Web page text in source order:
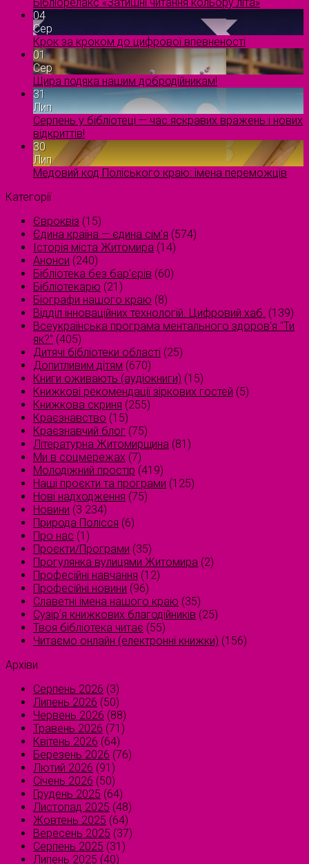
04
Сер
Крок за кроком до цифрової впевненості
01
Сер
Щира подяка нашим добродійникам!
31
Лип
Серпень у бібліотеці — час яскравих вражень і нових
відкриттів!
30
Лип
Медовий код Поліського краю: імена переможців
Категорії
Євроквіз (15)
Єдина країна — єдина сім’я (574)
Історія міста Житомира (14)
Анонси (240)
Бібліотека без бар'єрів (60)
Бібліотекарю (21)
Біографи нашого краю (8)
Відділ інноваційних технологій. Цифровий хаб. (139)
Всеукраїнська програма ментального здоров'я "Ти
як?" (405)
Дитячі бібліотеки області (25)
Допитливим дітям (670)
Книги оживають (аудіокниги) (15)
Книжкові рекомендації зіркових гостей (5)
Книжкова скриня (255)
Краєзнавство (15)
Краєзнавчий блог (75)
Літературна Житомирщина (81)
Ми в соцмережах (7)
Молодіжний простір (419)
Наші проєкти та програми (125)
Нові надходження (75)
Новини (3 234)
Природа Полісся (6)
Про нас (1)
Проєкти/Програми (35)
Прогулянка вулицями Житомира (2)
Професійні навчання (12)
Професійні новини (96)
Славетні імена нашого краю (35)
Сузірʼя книжкових благодійників (25)
Твоя бібліотека читає (55)
Читаємо онлайн (електронні книжки) (156)
Архіви
Серпень 2026 (3)
Липень 2026 (50)
Червень 2026 (88)
Травень 2026 (71)
Квітень 2026 (64)
Березень 2026 (76)
Лютий 2026 (91)
Січень 2026 (50)
Грудень 2025 (64)
Листопад 2025 (48)
Жовтень 2025 (64)
Вересень 2025 (37)
Серпень 2025 (31)
Липень 2025 (40)